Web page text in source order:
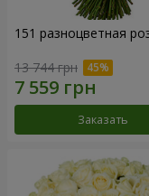
151 разноцветная
13 744 грн
Заказать